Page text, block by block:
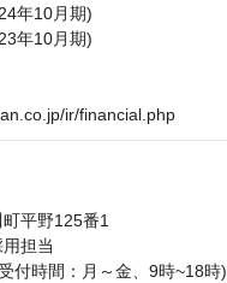
年10月期)
年10月期)
ir/financial.php
平野125番1
担当
付時間：月～金、9時~18時)